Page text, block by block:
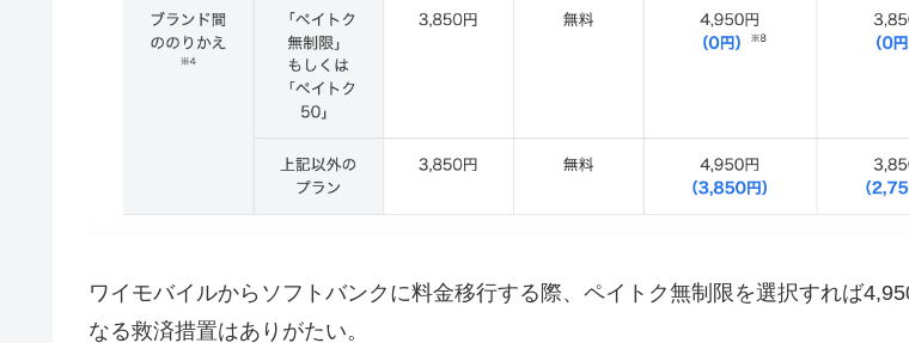
ワイモバイルからソフトバンクに料金移行する際、ペイトク無制限を選択すれば
なる救済措置はありがたい。